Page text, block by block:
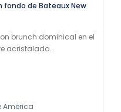
fondo de Bateaux New
brunch dominical en el
acristalado...
América